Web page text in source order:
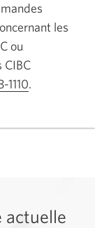
les
ou
CIBC
1110Votre
.
actuelle